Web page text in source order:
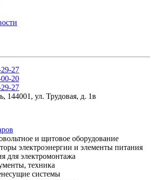
27
20
27
144001, ул. Трудовая, д. 1в
и щитовое оборудование
электроэнергии и элементы питания
для электромонтажа
техника
системы